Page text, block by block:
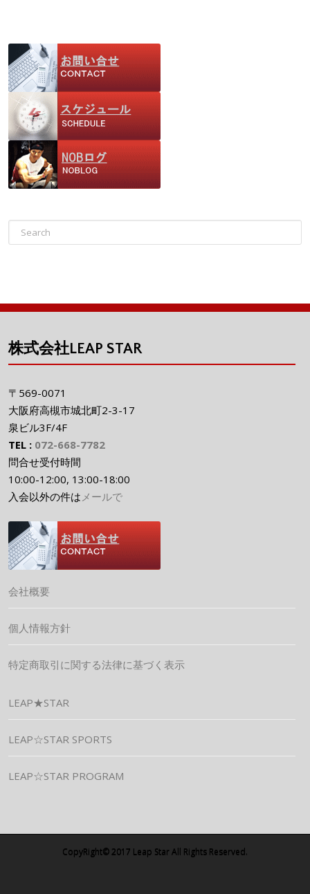
b
o
o
k
e
n
g
er
er
株式会社LEAP STAR
〒569-0071
大阪府高槻市城北町2-3-17
泉ビル3F/4F
TEL : 072-668-7782
問合せ受付時間
10:00-12:00, 13:00-18:00
入会以外の件は メールで
会社概要
個人情報方針
特定商取引に関する法律に基づく表示
LEAP★STAR
LEAP☆STAR SPORTS
LEAP☆STAR PROGRAM
CopyRight© 2017 Leap Star All Rights Reserved.